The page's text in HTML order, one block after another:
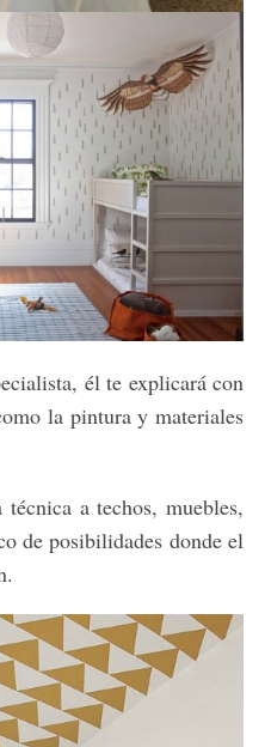
él te explicará con
la pintura y materiales
a techos, muebles,
de posibilidades donde el